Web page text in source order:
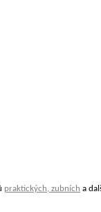
praktických, zubních a